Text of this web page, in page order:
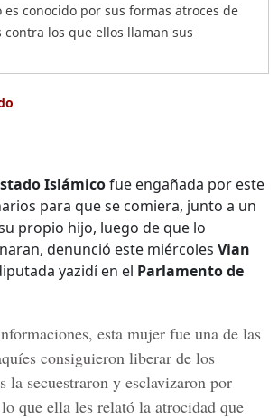
es conocido por sus formas atroces de
los que ellos llaman sus
Islámicofue engañada por este
para que se comiera, junto a un
propio hijo, luego de que lo
denunció este miércoles Vian
yazidí en el Parlamento de
esta mujer fue una de las
consiguieron liberar de los
la secuestraron y esclavizaron por
que ella les relató la atrocidad que